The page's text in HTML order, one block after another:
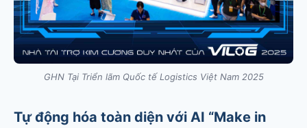
GHN Tại Triển lãm Quốc tế Logistics Việt Nam 2025
Tự động hóa toàn diện với AI “Make in